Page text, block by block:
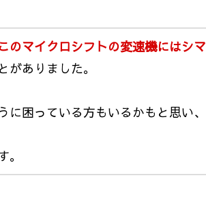
のマイクロシフトの変速機にはシマ
がありました。
困っている方もいるかもと思い、